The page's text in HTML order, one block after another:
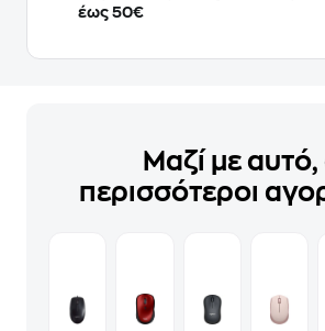
έως 50€
Μαζί με αυτό,
περισσότεροι